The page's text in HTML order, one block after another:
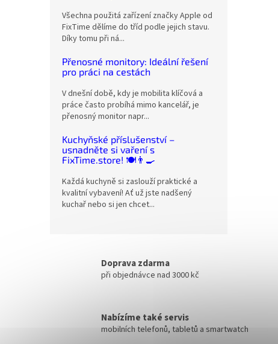
Všechna použitá zařízení značky Apple od
FixTime dělíme do tříd podle jejich stavu.
Díky tomu při ná...
Přenosné monitory: Ideální řešení
pro práci na cestách
V dnešní době, kdy je mobilita klíčová a
práce často probíhá mimo kancelář, je
přenosný monitor napr...
Kuchyňské příslušenství –
usnadněte si vaření s
FixTime.store! 🍽️👨‍🍳
Každá kuchyně si zaslouží praktické a
kvalitní vybavení! Ať už jste nadšený
kuchař nebo si jen chcet...
Doprava zdarma
při objednávce nad 3000 kč
Nabízíme také servis
mobilních telefonů, tabletů a smartwatch